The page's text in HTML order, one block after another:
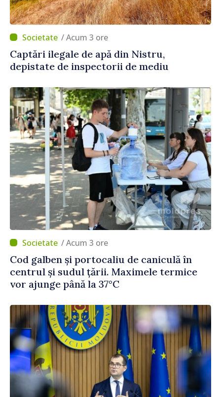
/ Acum 3 ore
Captări ilegale de apă din Nistru,
depistate de inspectorii de mediu
/ Acum 3 ore
Cod galben și portocaliu de caniculă în
centrul și sudul țării. Maximele termice
vor ajunge până la 37°C